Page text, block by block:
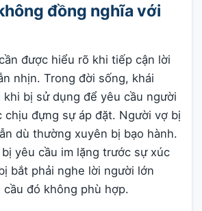
đồng nghĩa với
được hiểu rõ khi tiếp cận lời
nhịn. Trong đời sống, khái
khi bị sử dụng để yêu cầu người
đựng sự áp đặt. Người vợ bị
dù thường xuyên bị bạo hành.
yêu cầu im lặng trước sự xúc
bắt phải nghe lời người lớn
cầu đó không phù hợp.